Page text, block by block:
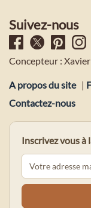
Suivez-nous
Concepteur :
A propos du site |
Contactez-nous
Inscrivez vous à